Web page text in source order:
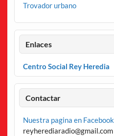
Trovador urbano
Enlaces
Centro Social Rey Heredia
Contactar
Nuestra pagina en Facebook
reyherediaradio@gmail.com